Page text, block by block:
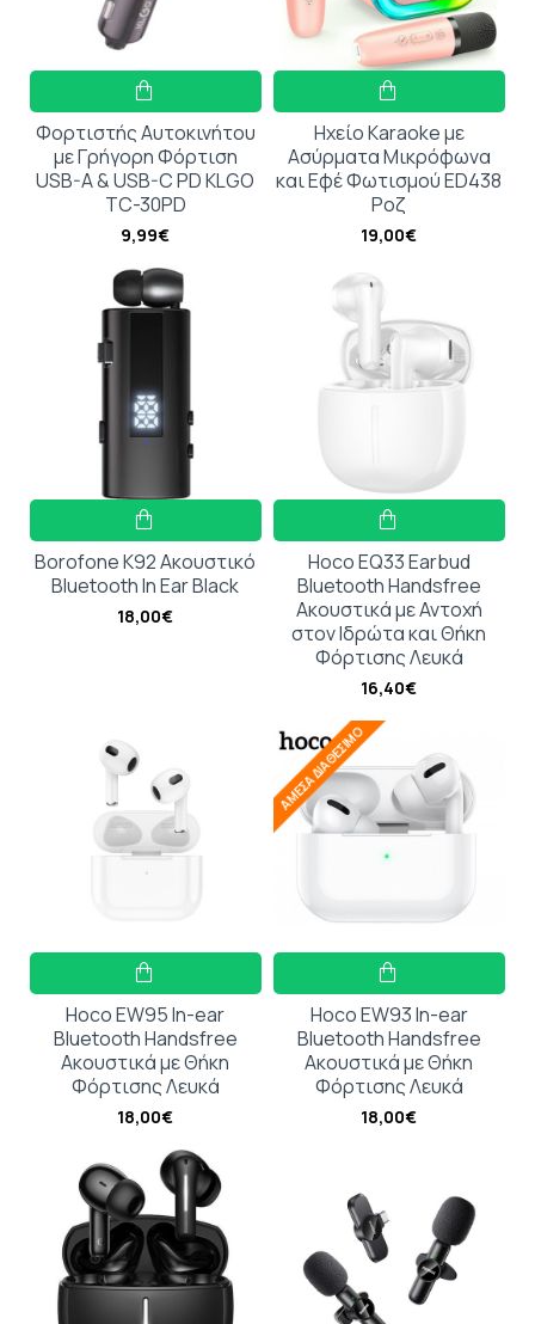
Φορτιστής Αυτοκινήτου
με Γρήγορη Φόρτιση
USB-A & USB-C PD KLGO
TC-30PD
9,99€
Ηχείο Karaoke με
Ασύρματα Μικρόφωνα
και Εφέ Φωτισμού ED438
Ροζ
19,00€
Borofone K92 Ακουστικό
Bluetooth In Ear Black
18,00€
Hoco EQ33 Earbud
Bluetooth Handsfree
Ακουστικά με Αντοχή
στον Ιδρώτα και Θήκη
Φόρτισης Λευκά
16,40€
Hoco EW95 In-ear
Bluetooth Handsfree
Ακουστικά με Θήκη
Φόρτισης Λευκά
18,00€
ΆΜΕΣΑ ΔΙΑΘΈΣΙΜΟ
Hoco EW93 In-ear
Bluetooth Handsfree
Ακουστικά με Θήκη
Φόρτισης Λευκά
18,00€